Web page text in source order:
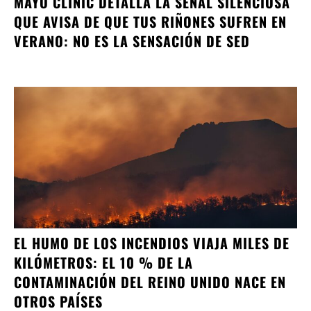
QUE AVISA DE QUE TUS RIÑONES SUFREN EN
VERANO: NO ES LA SENSACIÓN DE SED
EL HUMO DE LOS INCENDIOS VIAJA MILES DE
KILÓMETROS: EL 10 % DE LA
CONTAMINACIÓN DEL REINO UNIDO NACE EN
OTROS PAÍSES